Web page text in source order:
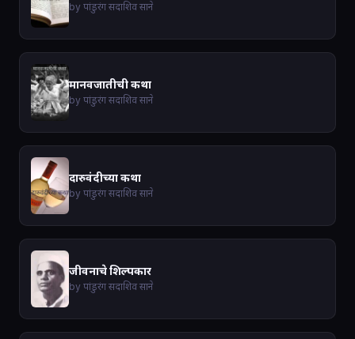
by पांडुरंग सदाशिव साने
मानवजातीची कथा
by पांडुरंग सदाशिव साने
दारुवंदीच्या कथा
by पांडुरंग सदाशिव साने
जीवनाचे शिल्पकार
by पांडुरंग सदाशिव साने